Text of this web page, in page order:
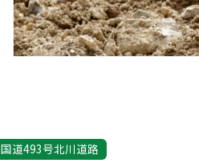
国道493号北川道路